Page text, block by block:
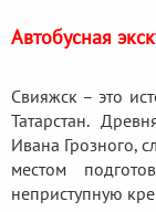
Автобусная
Свияжск – это
Татарстан.
Ивана Грозного,
местом
неприступную